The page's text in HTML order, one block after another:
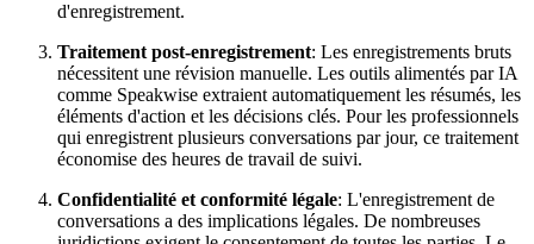
d'enregistrement.
Traitement post-enregistrement: Les enregistrements bruts
nécessitent une révision manuelle. Les outils alimentés par IA
comme Speakwise extraient automatiquement les résumés, les
éléments d'action et les décisions clés. Pour les professionnels
qui enregistrent plusieurs conversations par jour, ce traitement
économise des heures de travail de suivi.
Confidentialité et conformité légale: L'enregistrement de
conversations a des implications légales. De nombreuses